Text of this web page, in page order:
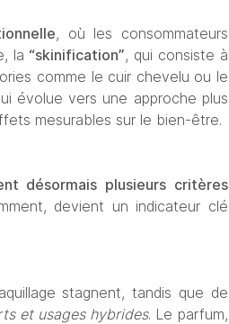
, où les consommateurs
la “skinification”, qui consiste à
comme le cuir chevelu ou le
évolue vers une approche plus
mesurables sur le bien-être.
désormais plusieurs critères
devient un indicateur clé
stagnent, tandis que de
et usages hybrides. Le parfum,